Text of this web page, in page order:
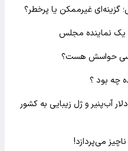
گزینه‌ای غیرممکن یا پرخطر؟
یک نماینده مجلس
چه بود ؟
آب‌پنیر و ژل زیبایی به کشور
می‌پردازد!